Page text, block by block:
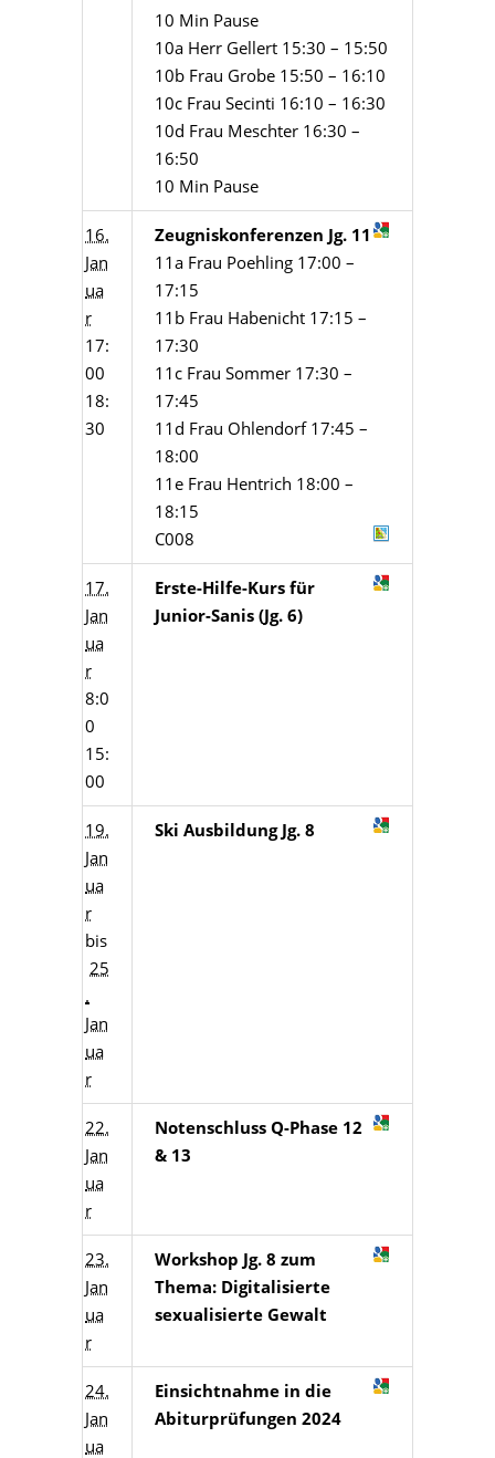
10 Min Pause
10a Herr Gellert 15:30 – 15:50
10b Frau Grobe 15:50 – 16:10
10c Frau Secinti 16:10 – 16:30
10d Frau Meschter 16:30 –
16:50
10 Min Pause
16.
Jan
ua
r
17:
00
18:
30
Zeugniskonferenzen Jg. 11
11a Frau Poehling 17:00 –
17:15
11b Frau Habenicht 17:15 –
17:30
11c Frau Sommer 17:30 –
17:45
11d Frau Ohlendorf 17:45 –
18:00
11e Frau Hentrich 18:00 –
18:15
C008
17.
Jan
ua
r
8:0
0
15:
00
Erste-Hilfe-Kurs für
Junior-Sanis (Jg. 6)
19.
Jan
ua
r
bis
25
.
Jan
ua
r
Ski Ausbildung Jg. 8
22.
Jan
ua
r
Notenschluss Q-Phase 12
& 13
23.
Jan
ua
r
Workshop Jg. 8 zum
Thema: Digitalisierte
sexualisierte Gewalt
24.
Jan
ua
Einsichtnahme in die
Abiturprüfungen 2024